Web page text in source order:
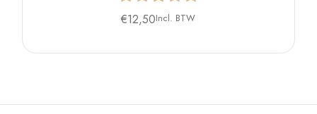
€12,50Incl. BTW